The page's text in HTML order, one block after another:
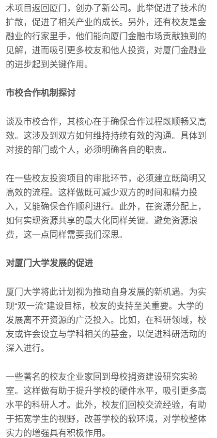
术项目返回厦门，创办了新公司。此举促进了技术的
扩散，促进了相关产业的成长。另外，还有校友是金
融业的行家里手，他们能向厦门金融市场贡献独到的
见解，进而吸引更多校友和他人投资，对厦门金融业
的进步起到关键作用。
市校合作机制探讨
谈及市校合作，其核心在于确保合作过程既顺畅又高
效。这涉及到双方如何维持持续有效的沟通。具体到
对接的部门或个人，必须明确各自的职责。
在一些校友投资项目的审批环节，必须建立既简明又
高效的流程。这样做既可减少双方的时间和精力投
入，又能确保合作顺利进行。此外，在资源分配上，
如何实现资源共享的最大化同样关键。避免资源浪
费，这一点同样需要我们深思。
对厦门大学发展的促进
厦门大学将此计划视为推动自身发展的新机遇。为实
现“双一流”建设目标，校友的支持至关重要。大学的
发展离不开资源的广泛投入。比如，在科研领域，校
友或许会设立与学科相关的基金，以促进科研活动的
深入进行。
一些著名的校友企业家回到母校捐资建设研究实验
室。这样做有助于提升学校的硬件水平，吸引更多高
水平的科研人才。此外，校友们回校交流经验，有助
于拓宽学生的视野，改善学校的软环境，对学校整体
实力的增强具有积极作用。